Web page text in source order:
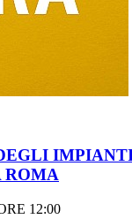
ROMA
12:00